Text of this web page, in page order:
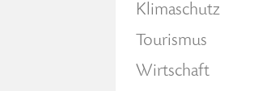
Klimaschutz
Tourismus
Wirtschaft